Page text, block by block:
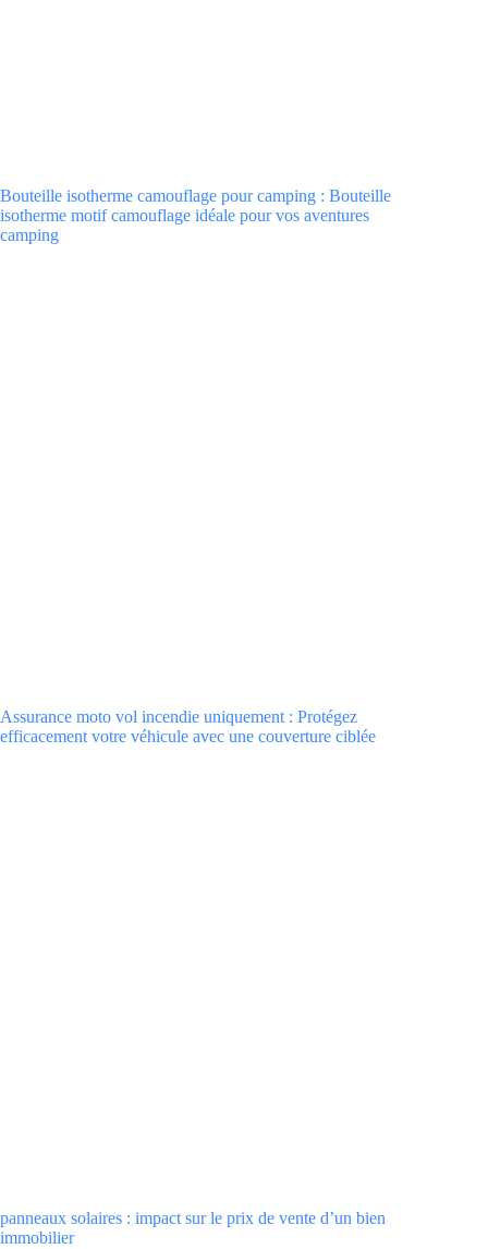
Bouteille isotherme camouflage pour camping : Bouteille
isotherme motif camouflage idéale pour vos aventures
camping
Assurance moto vol incendie uniquement : Protégez
efficacement votre véhicule avec une couverture ciblée
panneaux solaires : impact sur le prix de vente d’un bien
immobilier